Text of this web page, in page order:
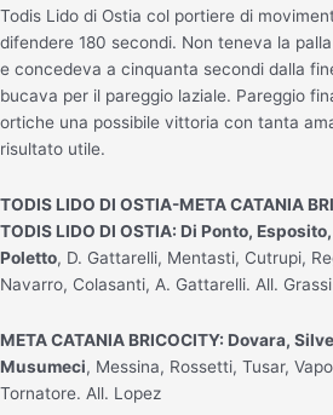
Todis Lido di Ostia col portiere di
difendere 180 secondi. Non teneva la
e concedeva a cinquanta secondi dalla
bucava per il pareggio laziale. Pareggio
ortiche una possibile vittoria con tanta
risultato utile.
TODIS LIDO DI OSTIA-META CATANIA
TODIS LIDO DI OSTIA: Di Ponto,
Poletto, D. Gattarelli, Mentasti, Cutrupi,
Navarro, Colasanti, A. Gattarelli. All. Grassi
META CATANIA BRICOCITY: Dovara,
Musumeci, Messina, Rossetti, Tusar,
Tornatore. All. Lopez